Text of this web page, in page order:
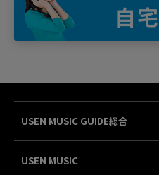
自宅
USEN MUSIC GUIDE総合
USEN MUSIC